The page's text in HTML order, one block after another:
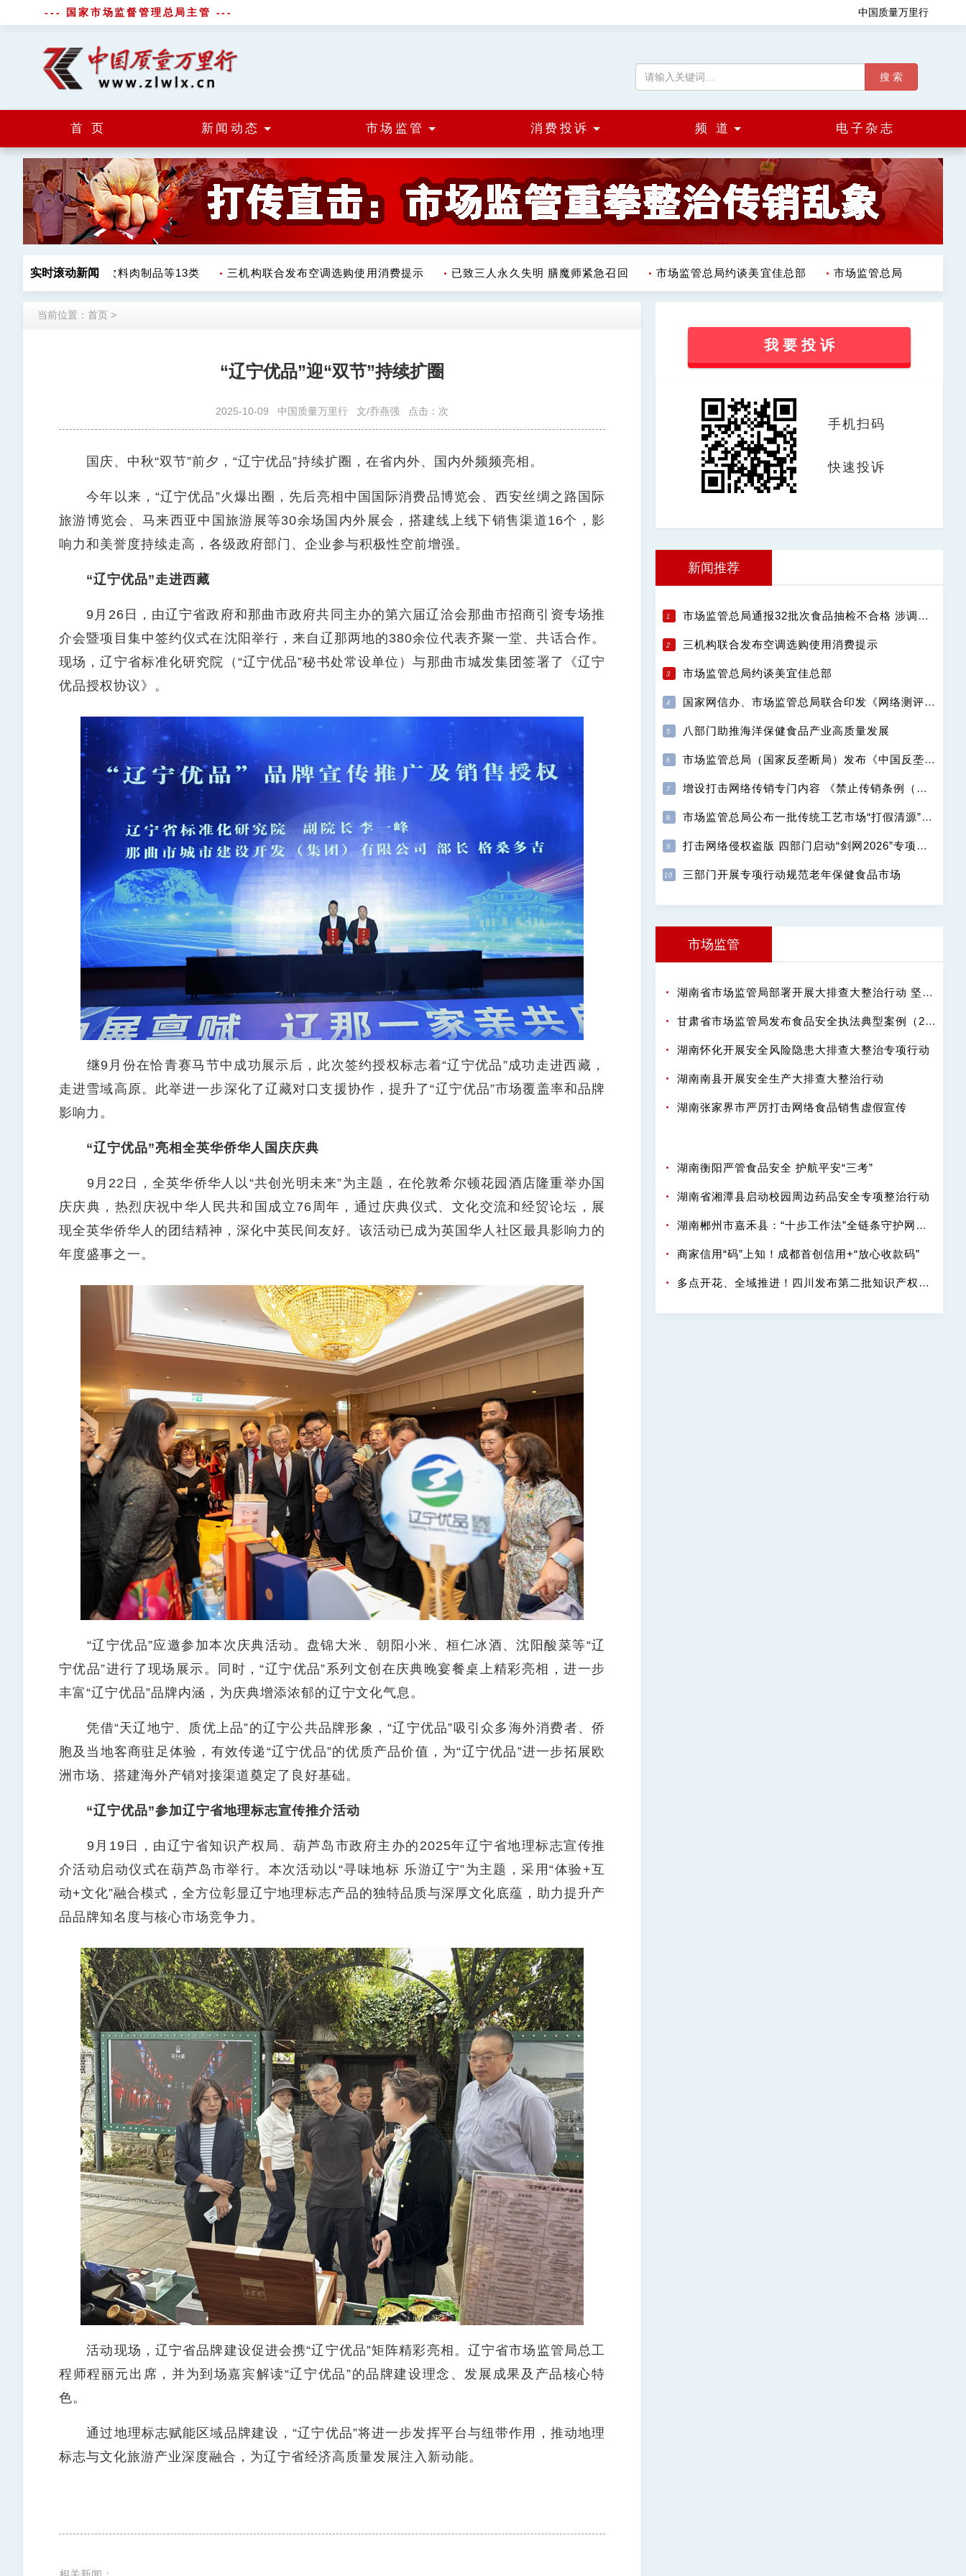
--- 国家市场监督管理总局主管 --- 中国质量万里行
搜 索
首 页 新闻动态 市场监管 消费投诉 频 道 电子杂志
实时滚动新闻
合格 涉调味品饮料肉制品等13类 三机构联合发布空调选购使用消费提示 已致三人永久失明 膳魔师紧急召回 市场监管总局约谈美宜佳总部 市场监管总局（国家反垄断
当前位置： 首页 >
“辽宁优品”迎“双节”持续扩圈
2025-10-09 中国质量万里行 文/乔燕强 点击： 次
国庆、中秋“双节”前夕，“辽宁优品”持续扩圈，在省内外、国内外频频亮相。
今年以来，“辽宁优品”火爆出圈，先后亮相中国国际消费品博览会、西安丝绸之路国际
旅游博览会、马来西亚中国旅游展等30余场国内外展会，搭建线上线下销售渠道16个，影
响力和美誉度持续走高，各级政府部门、企业参与积极性空前增强。
“辽宁优品”走进西藏
9月26日，由辽宁省政府和那曲市政府共同主办的第六届辽洽会那曲市招商引资专场推
介会暨项目集中签约仪式在沈阳举行，来自辽那两地的380余位代表齐聚一堂、共话合作。
现场，辽宁省标准化研究院（“辽宁优品”秘书处常设单位）与那曲市城发集团签署了《辽宁
优品授权协议》。
继9月份在恰青赛马节中成功展示后，此次签约授权标志着“辽宁优品”成功走进西藏，
走进雪域高原。此举进一步深化了辽藏对口支援协作，提升了“辽宁优品”市场覆盖率和品牌
影响力。
“辽宁优品”亮相全英华侨华人国庆庆典
9月22日，全英华侨华人以“共创光明未来”为主题，在伦敦希尔顿花园酒店隆重举办国
庆庆典，热烈庆祝中华人民共和国成立76周年，通过庆典仪式、文化交流和经贸论坛，展
现全英华侨华人的团结精神，深化中英民间友好。该活动已成为英国华人社区最具影响力的
年度盛事之一。
“辽宁优品”应邀参加本次庆典活动。盘锦大米、朝阳小米、桓仁冰酒、沈阳酸菜等“辽
宁优品”进行了现场展示。同时，“辽宁优品”系列文创在庆典晚宴餐桌上精彩亮相，进一步
丰富“辽宁优品”品牌内涵，为庆典增添浓郁的辽宁文化气息。
凭借“天辽地宁、质优上品”的辽宁公共品牌形象，“辽宁优品”吸引众多海外消费者、侨
胞及当地客商驻足体验，有效传递“辽宁优品”的优质产品价值，为“辽宁优品”进一步拓展欧
洲市场、搭建海外产销对接渠道奠定了良好基础。
“辽宁优品”参加辽宁省地理标志宣传推介活动
9月19日，由辽宁省知识产权局、葫芦岛市政府主办的2025年辽宁省地理标志宣传推
介活动启动仪式在葫芦岛市举行。本次活动以“寻味地标 乐游辽宁”为主题，采用“体验+互
动+文化”融合模式，全方位彰显辽宁地理标志产品的独特品质与深厚文化底蕴，助力提升产
品品牌知名度与核心市场竞争力。
活动现场，辽宁省品牌建设促进会携“辽宁优品”矩阵精彩亮相。辽宁省市场监管局总工
程师程丽元出席，并为到场嘉宾解读“辽宁优品”的品牌建设理念、发展成果及产品核心特
色。
通过地理标志赋能区域品牌建设，“辽宁优品”将进一步发挥平台与纽带作用，推动地理
标志与文化旅游产业深度融合，为辽宁省经济高质量发展注入新动能。
我 要 投 诉
手机扫码
快速投诉
新闻推荐
市场监管总局通报32批次食品抽检不合格 涉调味品饮料肉制品等13类
三机构联合发布空调选购使用消费提示
市场监管总局约谈美宜佳总部
国家网信办、市场监管总局联合印发《网络测评活动规范》
八部门助推海洋保健食品产业高质量发展
市场监管总局（国家反垄断局）发布《中国反垄断执法年度报告（2025）》
增设打击网络传销专门内容 《禁止传销条例（修订征求意见稿）》公开征求意见
市场监管总局公布一批传统工艺市场“打假清源”典型案例
打击网络侵权盗版 四部门启动“剑网2026”专项行动
三部门开展专项行动规范老年保健食品市场
市场监管
湖南省市场监管局部署开展大排查大整治行动 坚决守护百姓舌尖安全
甘肃省市场监管局发布食品安全执法典型案例（2025-2026年度）
湖南怀化开展安全风险隐患大排查大整治专项行动
湖南南县开展安全生产大排查大整治行动
湖南张家界市严厉打击网络食品销售虚假宣传
湖南衡阳严管食品安全 护航平安“三考”
湖南省湘潭县启动校园周边药品安全专项整治行动
湖南郴州市嘉禾县：“十步工作法”全链条守护网络餐饮“舌尖安全”
商家信用“码”上知！成都首创信用+“放心收款码”
多点开花、全域推进！四川发布第二批知识产权强省建设典型案例